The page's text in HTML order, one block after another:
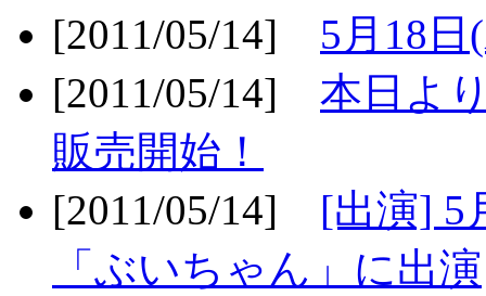
[2011/05/14] 5月18
[2011/05/14] 本日よ
販売開始！
[2011/05/14] [出演] 5
「ぶいちゃん」に出演